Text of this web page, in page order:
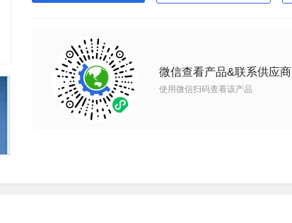
微信查看产品&联系供应商
使用微信扫码查看该产品